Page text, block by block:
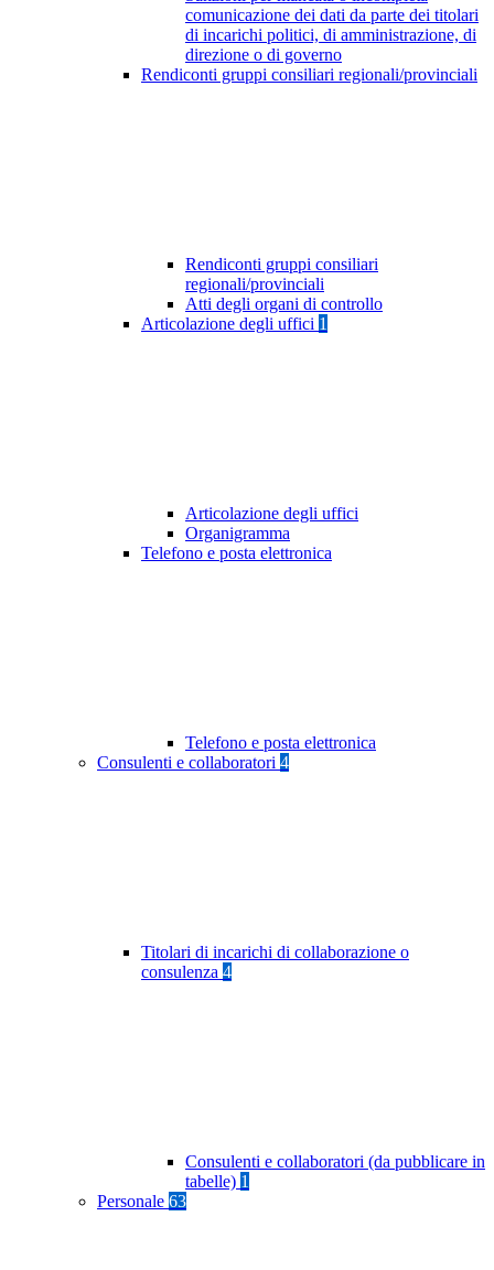
comunicazione dei dati da parte dei titolari
di incarichi politici, di amministrazione, di
direzione o di governo
Rendiconti gruppi consiliari regionali/provinciali
Rendiconti gruppi consiliari
regionali/provinciali
Atti degli organi di controllo
Articolazione degli uffici 1
Articolazione degli uffici
Organigramma
Telefono e posta elettronica
Telefono e posta elettronica
Consulenti e collaboratori 4
Titolari di incarichi di collaborazione o
consulenza 4
Consulenti e collaboratori (da pubblicare in
tabelle) 1
Personale 63